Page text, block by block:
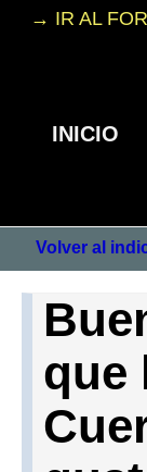
→ IR AL
INICIO
Volver al
que